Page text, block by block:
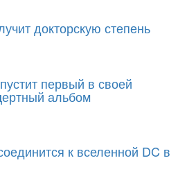
докторскую степень
первый в своей
альбом
к вселенной DC в